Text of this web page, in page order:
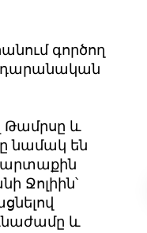
գործող
Թամրսը և
նամակ են
արտաքին
Ջոլիին՝
և